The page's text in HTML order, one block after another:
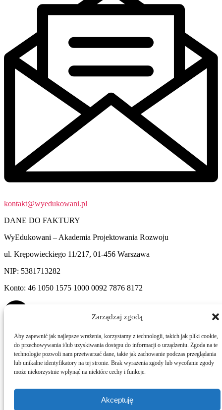
Zarządzaj zgodą
Aby zapewnić jak najlepsze wrażenia, korzystamy z technologii, takich jak pliki cookie,
do przechowywania i/lub uzyskiwania dostępu do informacji o urządzeniu. Zgoda na te
technologie pozwoli nam przetwarzać dane, takie jak zachowanie podczas przeglądania
lub unikalne identyfikatory na tej stronie. Brak wyrażenia zgody lub wycofanie zgody
może niekorzystnie wpłynąć na niektóre cechy i funkcje.
Akceptuję
kontakt@wyedukowani.pl
DANE DO FAKTURY
WyEdukowani – Akademia Projektowania Rozwoju
ul. Krępowieckiego 11/217, 01-456 Warszawa
NIP: 5381713282
Konto: 46 1050 1575 1000 0092 7876 8172
LINKI
HARMONOGRAM SZKOLEŃ
AKREDYTACJA
REGULAMIN SZKOLEŃ
Copyright © 2020 wyedukowani.pl | Strona stworzona w ramach